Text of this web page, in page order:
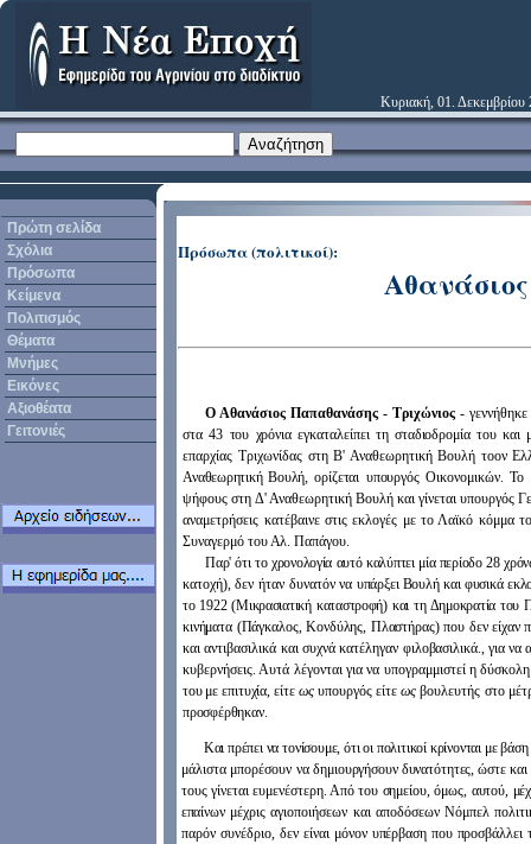
Κυριακή, 01. Δεκεμβρίου
Πρώτη σελίδα
Σχόλια
Πρόσωπα
Κείμενα
Πολιτισμός
Θέματα
Μνήμες
Εικόνες
Αξιοθέατα
Γειτονιές
Πρόσωπα (πολιτικοί):
Ο Αθανάσιος Παπαθανάσης - Τριχώνιος -
στα 43 του χρόνια εγκαταλείπει τη σταδιοδρομία του
επαρχίας Τριχωνίδας στη Β' Αναθεωρητική Βουλή τοον
Αναθεωρητική Βουλή, ορίζεται υπουργός Οικονομικών.
ψήφους στη Δ' Αναθεωρητική Βουλή και γίνεται υπουργός
αναμετρήσεις κατέβαινε στις εκλογές με το Λαϊκό
Συναγερμό του Αλ. Παπάγου.
Παρ' ότι το χρονολογία αυτό καλύπτει μία περίοδο 28
κατοχή), δεν ήταν δυνατόν να υπάρξει Βουλή και φυσικά
το 1922 (Μικρασιατική καταστροφή) και τη Δημοκρατία του
κινήματα (Πάγκαλος, Κονδύλης, Πλαστήρας) που δεν είχαν
και αντιβασιλικά και συχνά κατέληγαν φιλοβασιλικά., για
κυβερνήσεις. Αυτά λέγονται για να υπογραμμιστεί η
του με επιτυχία, είτεωςυπουργός είτεωςβουλευτής στο
προσφέρθηκαν.
Και πρέπει να τονίσουμε, ότι οι πολιτικοί κρίνονται με
μάλιστα μπορέσουν να δημιουργήσουν δυνατότητες, ώστε
τους γίνεται ευμενέστερη. Από του σημείου, όμως, αυτού,
επαίνων μέχρις αγιοποιήσεων και αποδόσεων Νόμπελ
παρόν συνέδριο, δεν είναι μόνον υπέρβαση που προσβάλλει